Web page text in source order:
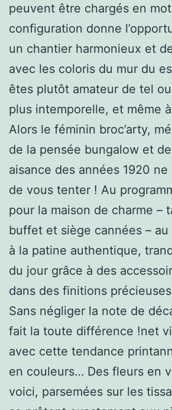
peuvent être chargés en
configuration donne
un chantier harmonieux et
avec les coloris du mur du
êtes plutôt amateur de tel
plus intemporelle, et même à
Alors le féminin broc’arty,
de la pensée bungalow et
aisance des années 1920 ne
de vous tenter ! Au
pour la maison de charme –
buffet et siège cannées –
à la patine authentique,
du jour grâce à des
dans des finitions
Sans négliger la note de
fait la toute différence !net
avec cette tendance
en couleurs… Des fleurs en
voici, parsemées sur les